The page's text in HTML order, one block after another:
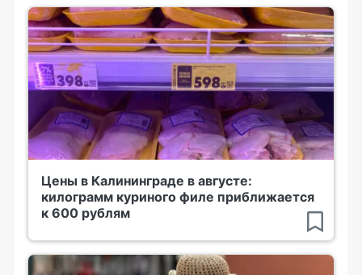
Цены в Калининграде в августе:
килограмм куриного филе приближается
к 600 рублям